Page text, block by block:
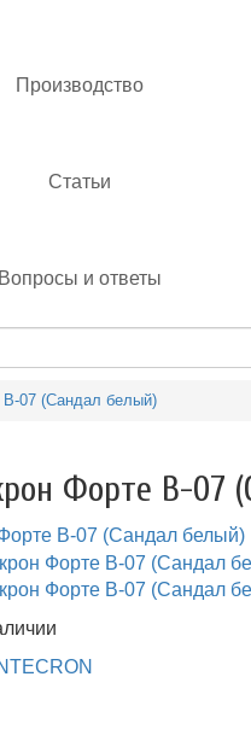
Производство
Статьи
Вопросы и ответы
В-07 (Сандал белый)
Форте В-07